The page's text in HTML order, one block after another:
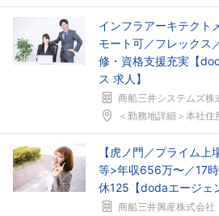
インフラアーキテクト
モート可／フレックス
修・資格支援充実【
ス 求人】
商船三井システムズ株
＜勤務地詳細＞本社住所
【虎ノ門／プライム
等>年収656万〜／17
休125【dodaエージェ
商船三井興産株式会社